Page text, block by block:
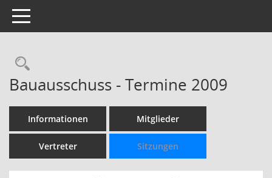
Toggle navigation
Rechercheauswahl
Bauausschuss - Termine 2009
Informationen Mitglieder
Vertreter Sitzungen